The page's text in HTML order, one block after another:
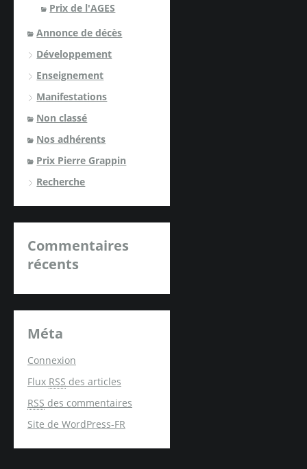
Prix de l'AGES
Annonce de décès
Développement
Enseignement
Manifestations
Non classé
Nos adhérents
Prix Pierre Grappin
Recherche
Commentaires
récents
Méta
Connexion
Flux RSS des articles
RSS des commentaires
Site de WordPress-FR